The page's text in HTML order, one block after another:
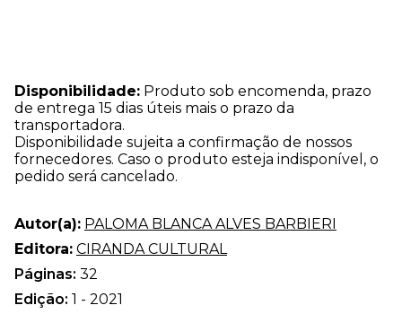
Disponibilidade: Produto sob encomenda, prazo
de entrega 15 dias úteis mais o prazo da
transportadora.
Disponibilidade sujeita a confirmação de nossos
fornecedores. Caso o produto esteja indisponível, o
pedido será cancelado.
Autor(a): PALOMA BLANCA ALVES BARBIERI
Editora: CIRANDA CULTURAL
Páginas: 32
Edição: 1 - 2021